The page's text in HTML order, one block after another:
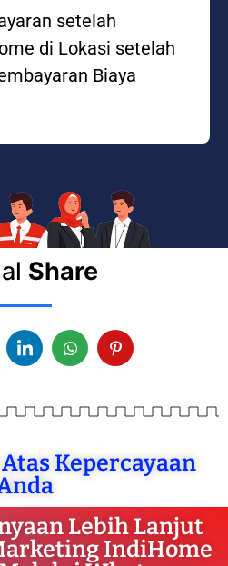
setelah
di Lokasi setelah
Biaya
Share
Kepercayaan
Lebih Lanjut
IndiHome